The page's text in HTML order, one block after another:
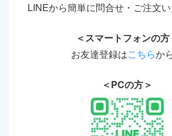
LINEから簡単に問合せ・ご注文い
＜スマートフォンの方
お友達登録はこちらか
＜PCの方＞